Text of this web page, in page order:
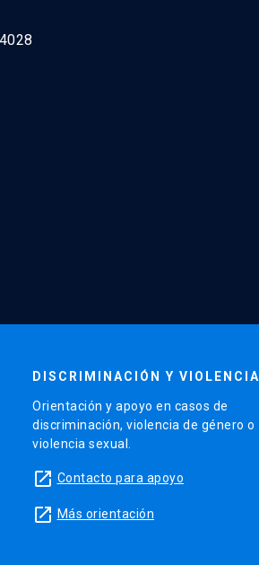
DISCRIMINACIÓN Y VIOLENCIA
Orientación y apoyo en casos de
discriminación, violencia de género o
violencia sexual.
launch Contacto para apoyo
launch Más orientación